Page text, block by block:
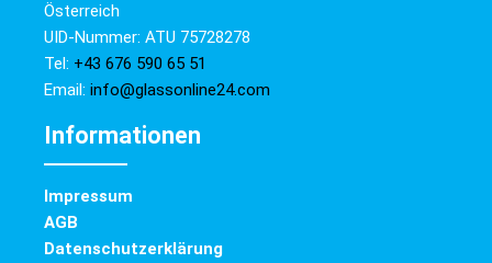
Österreich
UID-Nummer: ATU 75728278
Tel: +43 676 590 65 51
Email: info@glassonline24.com
Informationen
Impressum
AGB
Datenschutzerklärung